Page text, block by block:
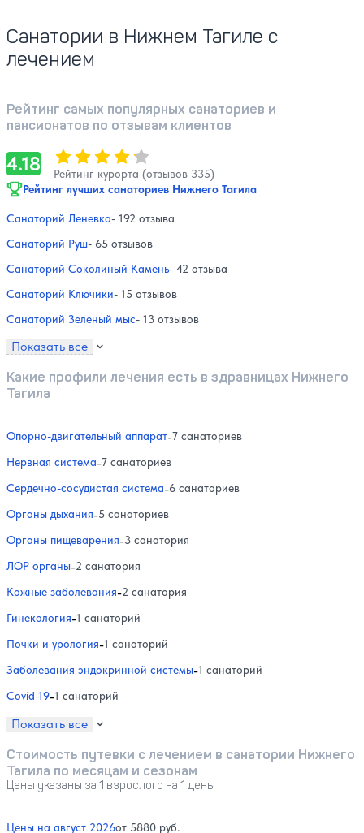
Санатории в Нижнем Тагиле с
лечением
Рейтинг самых популярных санаториев и
пансионатов по отзывам клиентов
4.18 Оценка, количество звезд:
Рейтинг курорта (отзывов 335)
Рейтинг лучших санаториев Нижнего Тагила
Санаторий Леневка- 192 отзыва
Санаторий Руш- 65 отзывов
Санаторий Соколиный Камень- 42 отзыва
Санаторий Ключики- 15 отзывов
Санаторий Зеленый мыс- 13 отзывов
Показать все
Какие профили лечения есть в здравницах Нижнего
Тагила
Опорно-двигательный аппарат-7 санаториев
Нервная система-7 санаториев
Сердечно-сосудистая система-6 санаториев
Органы дыхания-5 санаториев
Органы пищеварения-3 санатория
ЛОР органы-2 санатория
Кожные заболевания-2 санатория
Гинекология-1 санаторий
Почки и урология-1 санаторий
Заболевания эндокринной системы-1 санаторий
Covid-19-1 санаторий
Показать все
Стоимость путевки с лечением в санатории Нижнего
Тагила по месяцам и сезонам
Цены указаны за 1 взрослого на 1 день
Цены на август 2026от 5880 руб.